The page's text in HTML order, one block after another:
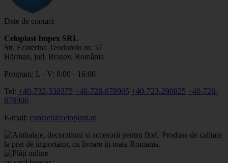
Date de contact
Celoplast Impex SRL
Str. Ecaterina Teodoroiu nr. 57
Hărman, jud. Brașov, România
Program: L - V: 8:00 - 16:00
Tel: +40-732-530375 +40-728-878905 +40-723-290825 +40-728-
878906
E-mail: contact@celoplast.ro